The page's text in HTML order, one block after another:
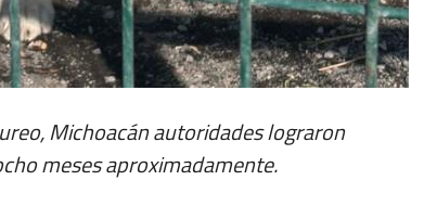
Michoacán autoridades lograron
meses aproximadamente.